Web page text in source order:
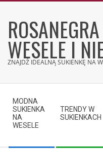
content
WESELE I
ZNAJDŹ IDEALNĄ SUKIENKĘ NA
Navigation
Menu
MODNA
SUKIENKA
NA
WESELE
TRENDY W
SUKIENKACH